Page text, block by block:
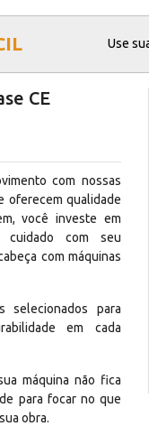
Use
CE
com nossas
oferecem qualidade
você investe em
cuidado com seu
com máquinas
selecionados para
em cada
máquina não fica
para focar no que
obra.